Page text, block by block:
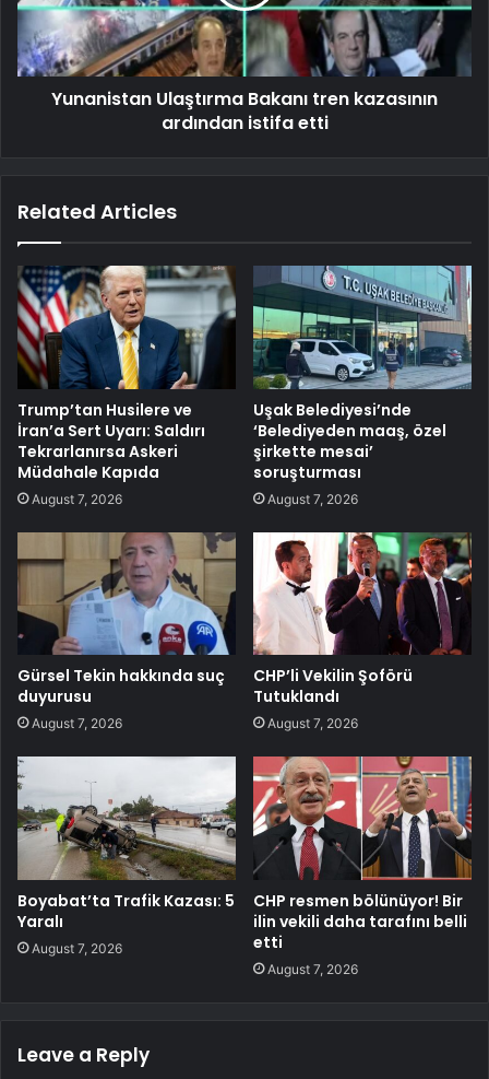
Yunanistan Ulaştırma Bakanı tren kazasının
ardından istifa etti
Related Articles
Trump’tan Husilere ve
İran’a Sert Uyarı: Saldırı
Tekrarlanırsa Askeri
Müdahale Kapıda
August 7, 2026
Uşak Belediyesi’nde
‘Belediyeden maaş, özel
şirkette mesai’
soruşturması
August 7, 2026
Gürsel Tekin hakkında suç
duyurusu
August 7, 2026
CHP’li Vekilin Şoförü
Tutuklandı
August 7, 2026
Boyabat’ta Trafik Kazası: 5
Yaralı
August 7, 2026
CHP resmen bölünüyor! Bir
ilin vekili daha tarafını belli
etti
August 7, 2026
Leave a Reply